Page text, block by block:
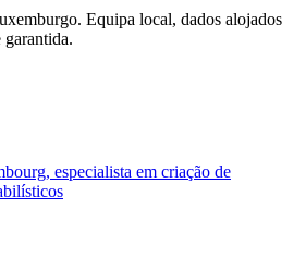
Equipa local, dados alojados
especialista em criação de